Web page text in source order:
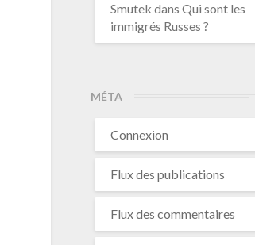
Smutek dans Qui sont les
immigrés Russes ?
MÉTA
Connexion
Flux des publications
Flux des commentaires